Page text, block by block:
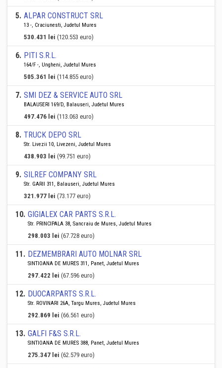
5. ALPAR CONSTRUCT SRL
13 -, Craciunesti, Judetul Mures
530.431 lei (120.553 euro)
6. PITI S.R.L.
164/F -, Ungheni, Judetul Mures
505.361 lei (114.855 euro)
7. SMI DEZ & SERVICE AUTO SRL
BALAUSERI 169/D, Balauseri, Judetul Mures
497.476 lei (113.063 euro)
8. TRUCK DEPO SRL
Str. Livezii 10, Livezeni, Judetul Mures
438.903 lei (99.751 euro)
9. SILREF COMPANY SRL
Str. GARII 311, Balauseri, Judetul Mures
321.977 lei (73.177 euro)
10. GIGIALEX CAR PARTS S.R.L.
Str. PRINCIPALA 38, Sancraiu de Mures, Judetul Mures
298.003 lei (67.728 euro)
11. DEZMEMBRARI AUTO MOLNAR SRL
SINTIOANA DE MURES 311, Panet, Judetul Mures
297.422 lei (67.596 euro)
12. DUOCARPARTS S.R.L.
Str. ROVINARI 26A, Targu Mures, Judetul Mures
292.869 lei (66.561 euro)
13. GALFI F&S S.R.L.
SINTIOANA DE MURES 388, Panet, Judetul Mures
275.347 lei (62.579 euro)